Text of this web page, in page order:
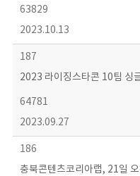
63829
2023.10.13
187
2023 라이징스타콘 10팀 싱
64781
2023.09.27
186
충북콘텐츠코리아랩, 21일